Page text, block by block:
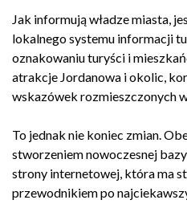
Jak informują władze miasta,
lokalnego systemu informacji
oznakowaniu turyści i
atrakcje Jordanowa i okolic,
wskazówek rozmieszczonych
To jednak nie koniec zmian.
stworzeniem nowoczesnej
strony internetowej, która ma
przewodnikiem po